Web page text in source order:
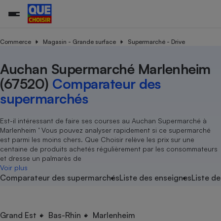
Commerce Magasin - Grande surface Supermarché - Drive
Auchan Supermarché Marlenheim
(67520) Comparateur des
supermarchés
Est-il intéressant de faire ses courses au Auchan Supermarché à
Marlenheim ’ Vous pouvez analyser rapidement si ce supermarché
est parmi les moins chers. Que Choisir relève les prix sur une
centaine de produits achetés régulièrement par les consommateurs
et dresse un palmarès de
Voir plus
Comparateur des supermarchésListe des enseignesListe
Grand Est Bas-Rhin Marlenheim
Additifs
Agriculture
Produit alimentaire
Achat - Vente - Location
Carburant
Magasin - Grande surface
Marketing - Fidélisation
Organismes de défense
Système judiciaire
Air
Eau
Achat - Vente - Travaux
Location
Sport
Vacances - Tourisme
électrique
Démarche administrative
Senior
Service marchand
Train
Transport aérien
Toutes les actualités
Enquêtes
Guides d'achat
Conseils
Brèves
Tous les services
Soumettre un litige
Lettres types
Rencontrer une association locale
Tous nos combats
Nos actions
Nos grandes victoires
Les billets de la présidente
Nos associations locales
Nous rejoindre
En savoir plus sur Que Choisir Ensemble
?
L’association
Nos missions
Notre méthodologie
Notre financement
Nos partenaires
Nous rejoindre